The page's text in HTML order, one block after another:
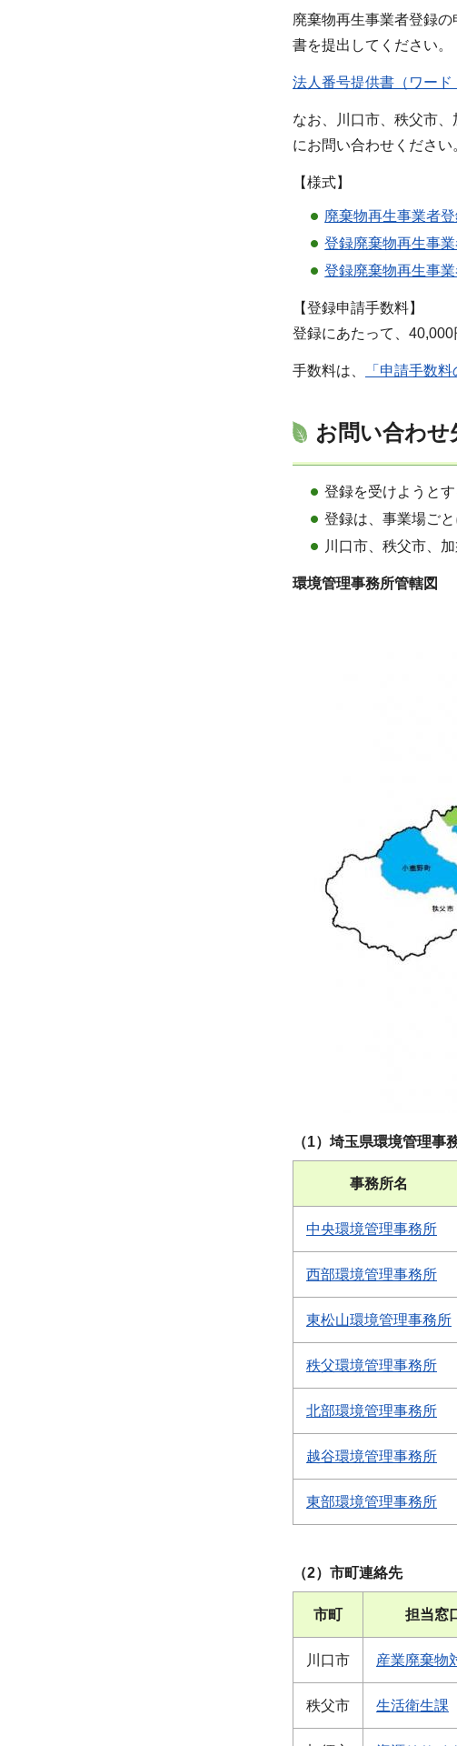
廃棄物再生事業者登録
書を提出してください。
法人番号提供書（ワード
なお、川口市、秩父市
にお問い合わせください
【様式】
廃棄物再生事業者
登録廃棄物再生事
登録廃棄物再生事
【登録申請手数料】
登録にあたって、40,000
手数料は、 「申請手数
お問い合わせ
登録を受けようと
登録は、事業場ごと
川口市、秩父市、
環境管理事務所管轄図
（1）埼玉県環境管理事
事務所名
中央環境管理事務所
西部環境管理事務所
東松山環境管理事務所
秩父環境管理事務所
北部環境管理事務所
越谷環境管理事務所
東部環境管理事務所
（2）市町連絡先
市町 担当窓
川口市 産業廃棄物
秩父市 生活衛生課